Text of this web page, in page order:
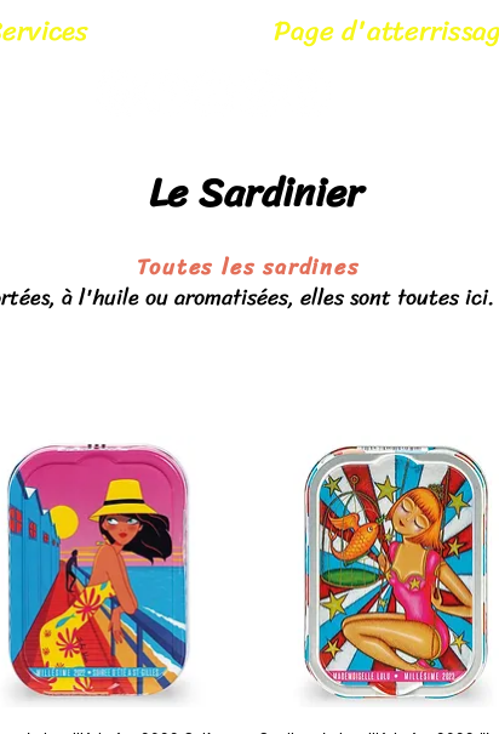
Page
Le Sardinier
Toutes les sardines
à l'huile ou aromatisées, elles sont toutes